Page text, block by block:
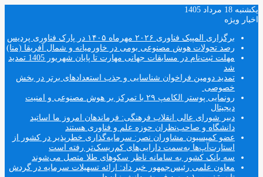
یکشنبه 18 مرداد 1405
اخبار ویژه
برگزاری المپیک فناوری ۲۰۲۶ مهرماه ۱۴۰۵ در پارک فناوری پردیس
رصد تحولات هوش مصنوعی بومی در خاورمیانه و شمال آفریقا (منا)
مهلت ثبت‌نام در مسابقات جهانی مهارت تا پایان شهریور 1405 تمدید
شد
تمدید دومین فراخوان شناسایی و جذب استعدادهای برتر در بخش
خصوصی
رونمایی پوستر الکامپ ۲۹ با تمرکز بر هوش مصنوعی و امنیت
دیجیتال
دبیر شورای عالی انقلاب فرهنگی: فرماندهان امروز ما اساتید
دانشگاه و صاحب‌نظران حوزه علم و فناوری هستند
عضو کمیسیون مشاوران نصر: سرمایه‌گذاری خطرپذیر در کشور از
استارت‌آپ‌ها به‌سمت دارایی‌های کم‌ریسک‌تر رفته است
سه بانک کشور به سامانه ناظر سکوهای طلا متصل می‌شوند
معاون علمی رئیس‌جمهور خبر داد: ارائه تسهیلات سرمایه در گردش